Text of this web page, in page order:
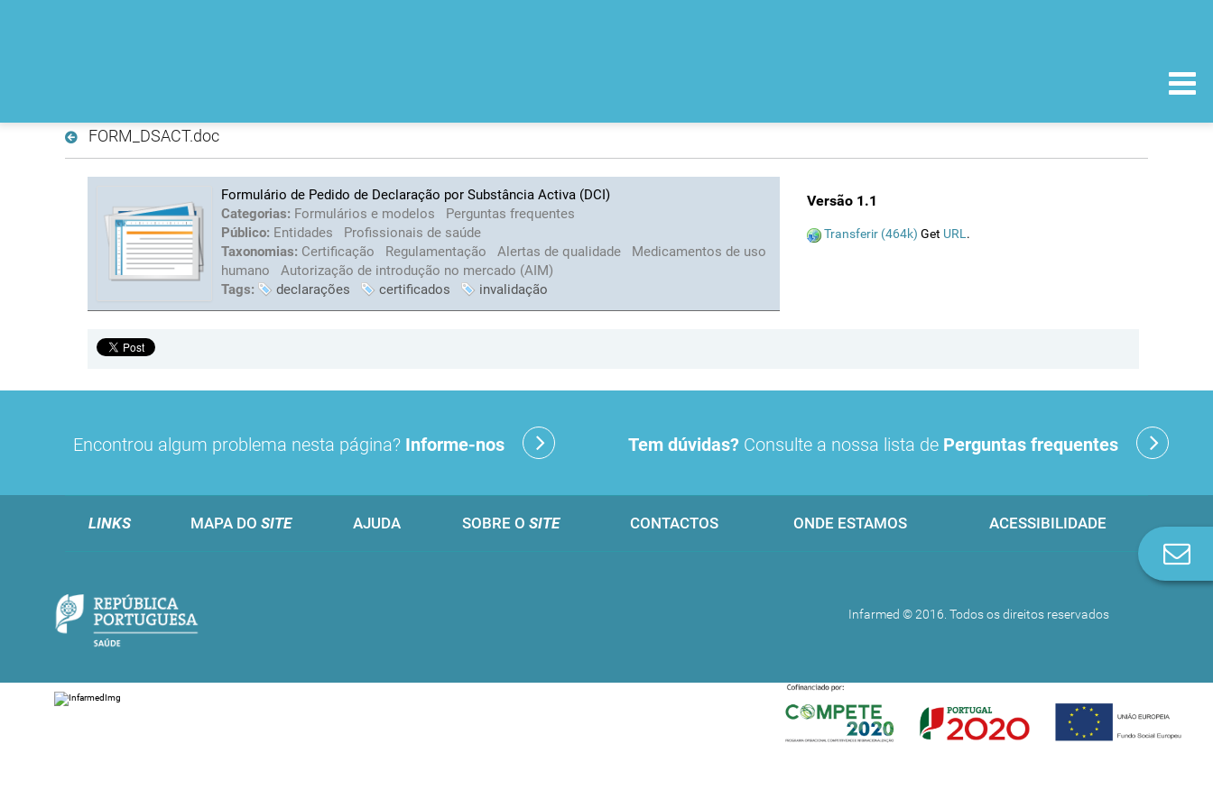
FORM_DSACT.doc
Formulário de Pedido de Declaração por Substância Activa (DCI)
Categorias: Formulários e modelos
Perguntas frequentes
Público: Entidades
Profissionais de saúde
Taxonomias: Certificação Regulamentação Alertas de qualidade
Medicamentos de uso
humano
Autorização de introdução no mercado (AIM)
Tags:
declarações certificados invalidação
Versão 1.1
Transferir (464k) Get URL.
Encontrou algum problema nesta página? Informe-nos Tem dúvidas? Consulte a nossa lista de Perguntas frequentes
LINKS MAPA DO SITE AJUDA SOBRE O SITE CONTACTOS ONDE ESTAMOS ACESSIBILIDADE
Infarmed © 2016. Todos os direitos reservados